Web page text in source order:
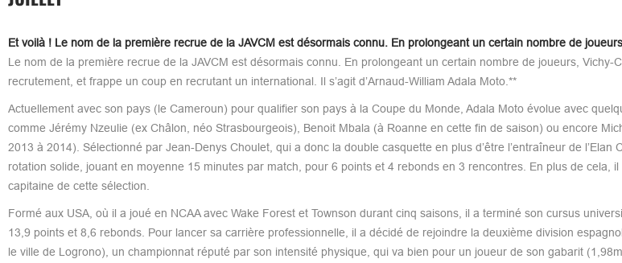
Et voilà ! Le nom de la première recrue de la JAVCM est désormais connu. En prolongeant un certain nombre de
Le nom de la première recrue de la JAVCM est désormais connu. En prolongeant un certain nombre de joueurs, Vichy-
recrutement, et frappe un coup en recrutant un international. Il s’agit d’Arnaud-William Adala Moto.**
Actuellement avec son pays (le Cameroun) pour qualifier son pays à la Coupe du Monde, Adala Moto évolue avec
comme Jérémy Nzeulie (ex Châlon, néo Strasbourgeois), Benoit Mbala (à Roanne en cette fin de saison) ou encore
2013 à 2014). Sélectionné par Jean-Denys Choulet, qui a donc la double casquette en plus d’être l’entraîneur de l’Elan
rotation solide, jouant en moyenne 15 minutes par match, pour 6 points et 4 rebonds en 3 rencontres. En plus de cela,
capitaine de cette sélection.
Formé aux USA, où il a joué en NCAA avec Wake Forest et Townson durant cinq saisons, il a terminé son cursus
13,9 points et 8,6 rebonds. Pour lancer sa carrière professionnelle, il a décidé de rejoindre la deuxième division
le ville de Logrono), un championnat réputé par son intensité physique, qui va bien pour un joueur de son gabarit